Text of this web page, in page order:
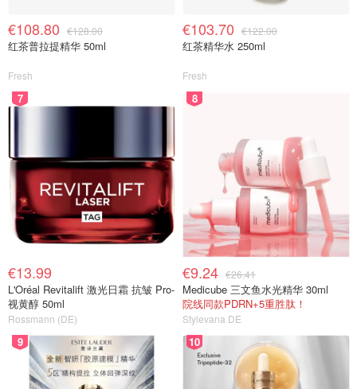
€108.80 €128.00
红茶普拉提精华 50ml
Fresh
€103.70 €122.00
红茶精华水 250ml
Fresh
7
€13.99
L'Oréal Revitalift 激光日霜 抗皱 Pro-
视黄醇 50ml
Rossmann (DE)
8
€9.24 €26.41
Medicube 三文鱼水光精华 30ml
院线同款PDRN+5重胜肽！
Stylevana DE
9 10